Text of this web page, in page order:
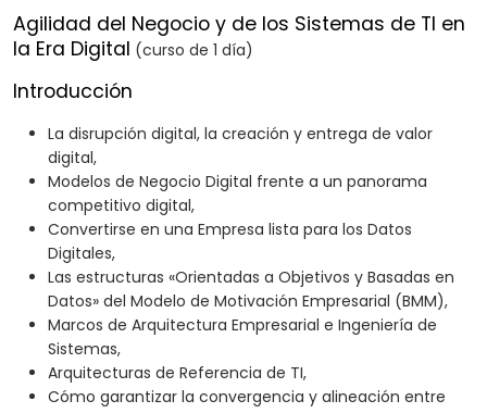
Agilidad del Negocio y de los Sistemas de TI en
la Era Digital (curso de 1 día)
Introducción
La disrupción digital, la creación y entrega de valor
digital,
Modelos de Negocio Digital frente a un panorama
competitivo digital,
Convertirse en una Empresa lista para los Datos
Digitales,
Las estructuras «Orientadas a Objetivos y Basadas en
Datos» del Modelo de Motivación Empresarial (BMM),
Marcos de Arquitectura Empresarial e Ingeniería de
Sistemas,
Arquitecturas de Referencia de TI,
Cómo garantizar la convergencia y alineación entre